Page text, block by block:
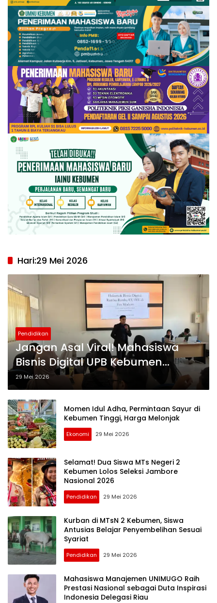
Hari:29 Mei 2026
Pendidikan
Jangan Asal Viral! Mahasiswa
Bisnis Digital UPB Kebumen
Dibekali Etika dan Hukum Digital
29 Mei 2026
Momen Idul Adha, Permintaan Sayur di
Kebumen Tinggi, Harga Melonjak
Ekonomi 29 Mei 2026
Selamat! Dua Siswa MTs Negeri 2
Kebumen Lolos Seleksi Jambore
Nasional 2026
Pendidikan 29 Mei 2026
Kurban di MTsN 2 Kebumen, Siswa
Antusias Belajar Penyembelihan Sesuai
Syariat
Pendidikan 29 Mei 2026
Mahasiswa Manajemen UNIMUGO Raih
Prestasi Nasional sebagai Duta Inspirasi
Indonesia Delegasi Riau